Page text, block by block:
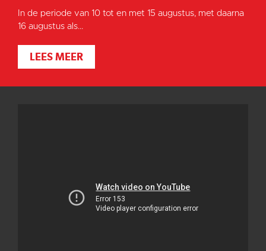
In de periode van 10 tot en met 15 augustus, met daarna
16 augustus als...
LEES MEER